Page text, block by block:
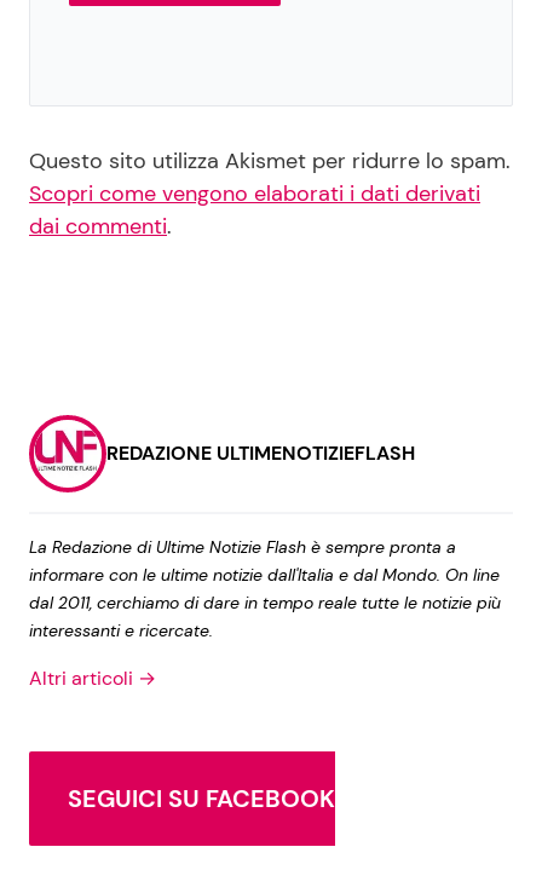
Questo sito utilizza Akismet per ridurre lo spam.
Scopri come vengono elaborati i dati derivati
dai commenti.
REDAZIONE ULTIMENOTIZIEFLASH
La Redazione di Ultime Notizie Flash è sempre pronta a
informare con le ultime notizie dall'Italia e dal Mondo. On line
dal 2011, cerchiamo di dare in tempo reale tutte le notizie più
interessanti e ricercate.
Altri articoli →
SEGUICI SU FACEBOOK